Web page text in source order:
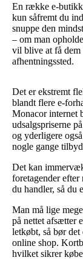
En række e-
kun såfremt du
snuppe den
– om man
vil blive at få
afhentningssted.
Det er ekstremt
blandt flere e-
Monacor internet
udsalgspriserne
og yderligere
nogle gange
Det kan
foretagender
du handler, så du
Man må lige
på nettet afsætter
letkøbt, så bør
online shop.
hvilket sikrer